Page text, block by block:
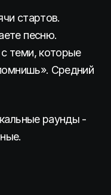
стартов.
песню.
теми, которые
Средний
раунды -